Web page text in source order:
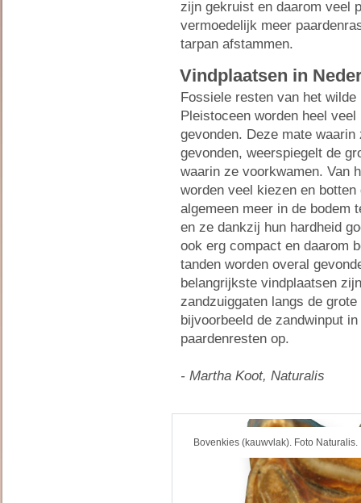
zijn gekruist en daarom veel
vermoedelijk meer
tarpan afstammen.
Vindplaatsen in
Fossiele resten van het wilde
Pleistoceen worden heel veel
gevonden. Deze mate waarin
gevonden, weerspiegelt de
waarin ze voorkwamen. Van
worden veel kiezen en
algemeen meer in de bodem
en ze dankzij hun hardheid
ook erg compact en daarom
tanden worden overal
belangrijkste vindplaatsen
zandzuiggaten langs de
bijvoorbeeld de zandwinput
paardenresten op.
- Martha Koot, Naturalis
Bovenkies (kauwvlak). Foto Naturalis.